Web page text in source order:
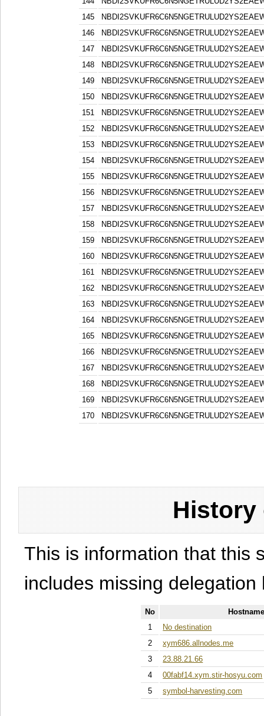
145
146
147
148
149
150
151
152
153
154
155
156
157
158
159
160
161
162
163
164
165
166
167
168
169
170
History
This is information that this
includes missing
No
1
No destination
2
xym686.allnodes.me
3
23.88.21.66
4
00fabf14.xym.stir-hosyu.com
5
symbol-harvesting.com